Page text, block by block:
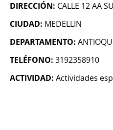
DIRECCIÓN: CALLE 12 AA
CIUDAD: MEDELLIN
DEPARTAMENTO:
TELÉFONO: 3192358910
ACTIVIDAD: Actividades